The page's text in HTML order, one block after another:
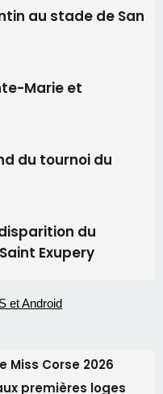
à Cruculi le
organise une
au stade de San
Marie et
du tournoi du
du